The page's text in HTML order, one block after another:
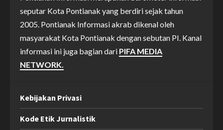
seputar Kota Pontianak yang berdiri sejak tahun
2005. Pontianak Informasi akrab dikenal oleh
masyarakat Kota Pontianak dengan sebutan PI. Kanal
informasi ini juga bagian dari PIFA MEDIA
NETWORK.
Kebijakan Privasi
Kode Etik Jurnalistik